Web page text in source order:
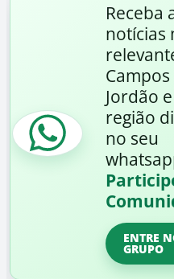
Receba
notícias
Jordão e
região
no seu
ENTRE
GRUPO